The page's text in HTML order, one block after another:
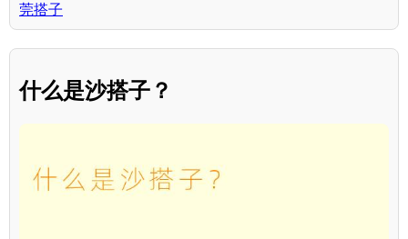
莞搭子
什么是沙搭子？